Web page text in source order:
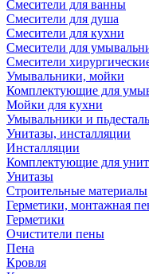
Смесители для ванны
Смесители для душа
Смесители для кухни
Смесители для
Смесители
Умывальники, мойки
Комплектующие для
Мойки для кухни
Умывальники и
Унитазы, инсталляции
Инсталляции
Комплектующие для
Унитазы
Строительные материалы
Герметики, монтажная
Герметики
Очистители пены
Пена
Кровля